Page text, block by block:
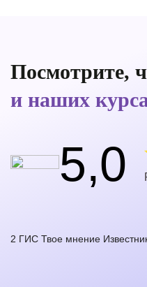
Посмотрите,
и наших
5,0
2 ГИС Твое мнение